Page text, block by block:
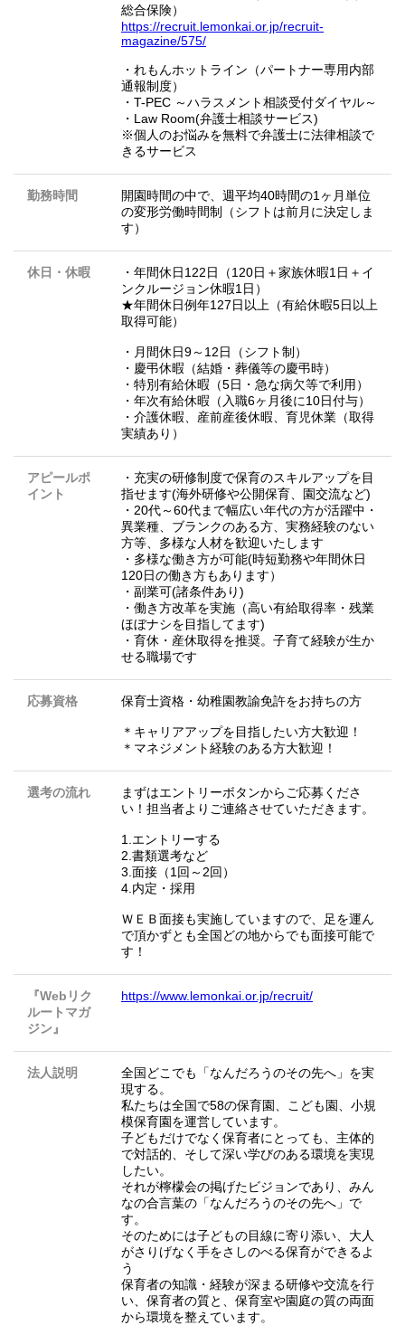
総合保険）
https://recruit.lemonkai.or.jp/recruit-
magazine/575/
・れもんホットライン（パートナー専用内部
通報制度）
・T-PEC ～ハラスメント相談受付ダイヤル～
・Law Room(弁護士相談サービス)
※個人のお悩みを無料で弁護士に法律相談で
きるサービス
勤務時間
開園時間の中で、週平均40時間の1ヶ月単位
の変形労働時間制（シフトは前月に決定しま
す）
休日・休暇
・年間休日122日（120日＋家族休暇1日＋イ
ンクルージョン休暇1日）
★年間休日例年127日以上（有給休暇5日以上
取得可能）
・月間休日9～12日（シフト制）
・慶弔休暇（結婚・葬儀等の慶弔時）
・特別有給休暇（5日・急な病欠等で利用）
・年次有給休暇（入職6ヶ月後に10日付与）
・介護休暇、産前産後休暇、育児休業（取得
実績あり）
アピールポ
イント
・充実の研修制度で保育のスキルアップを目
指せます(海外研修や公開保育、園交流など)
・20代～60代まで幅広い年代の方が活躍中・
異業種、ブランクのある方、実務経験のない
方等、多様な人材を歓迎いたします
・多様な働き方が可能(時短勤務や年間休日
120日の働き方もあります）
・副業可(諸条件あり)
・働き方改革を実施（高い有給取得率・残業
ほぼナシを目指してます)
・育休・産休取得を推奨。子育て経験が生か
せる職場です
応募資格 保育士資格・幼稚園教諭免許をお持ちの方
＊キャリアアップを目指したい方大歓迎！
＊マネジメント経験のある方大歓迎！
選考の流れ
まずはエントリーボタンからご応募くださ
い！担当者よりご連絡させていただきます。
1.エントリーする
2.書類選考など
3.面接（1回～2回）
4.内定・採用
ＷＥＢ面接も実施していますので、足を運ん
で頂かずとも全国どの地からでも面接可能で
す！
『Webリク
ルートマガ
ジン』
https://www.lemonkai.or.jp/recruit/
法人説明
全国どこでも「なんだろうのその先へ」を実
現する。
私たちは全国で58の保育園、こども園、小規
模保育園を運営しています。
子どもだけでなく保育者にとっても、主体的
で対話的、そして深い学びのある環境を実現
したい。
それが檸檬会の掲げたビジョンであり、みん
なの合言葉の「なんだろうのその先へ」で
す。
そのためには子どもの目線に寄り添い、大人
がさりげなく手をさしのべる保育ができるよ
う
保育者の知識・経験が深まる研修や交流を行
い、保育者の質と、保育室や園庭の質の両面
から環境を整えています。